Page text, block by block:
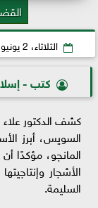
الثلاثاء، 2 يونيو 2026
كتب -
كشف الدكتور علاء
السويس، أبرز
المانجو، مؤكدًا
الأشجار
السليمة.